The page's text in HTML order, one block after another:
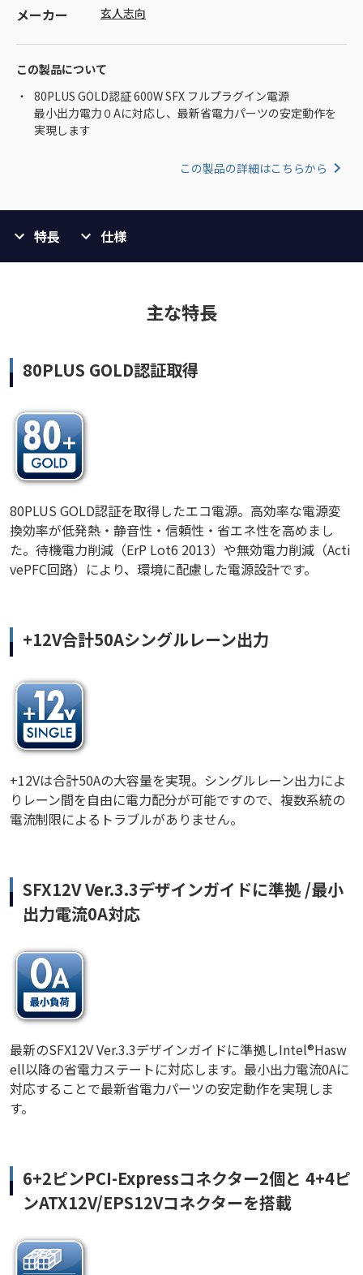
メーカー 玄人志向
この製品について
80PLUS GOLD認証 600W SFX フルプラグイン電源
最小出力電力０Aに対応し、最新省電力パーツの安定動作を
実現します
この製品の詳細はこちらから
特長 仕様
主な特長
80PLUS GOLD認証取得
80PLUS GOLD認証を取得したエコ電源。高効率な電源変
換効率が低発熱・静音性・信頼性・省エネ性を高めまし
た。待機電力削減（ErP Lot6 2013）や無効電力削減（Acti
vePFC回路）により、環境に配慮した電源設計です。
+12V合計50Aシングルレーン出力
+12Vは合計50Aの大容量を実現。シングルレーン出力によ
りレーン間を自由に電力配分が可能ですので、複数系統の
電流制限によるトラブルがありません。
SFX12V Ver.3.3デザインガイドに準拠 /最小
出力電流0A対応
最新のSFX12V Ver.3.3デザインガイドに準拠しIntel®Hasw
ell以降の省電力ステートに対応します。最小出力電流0Aに
対応することで最新省電力パーツの安定動作を実現しま
す。
6+2ピンPCI-Expressコネクター2個と 4+4ピ
ンATX12V/EPS12Vコネクターを搭載